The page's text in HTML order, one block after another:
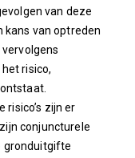
van deze
kans van optreden
risico,
risico’s zijn er
conjuncturele
gronduitgifte